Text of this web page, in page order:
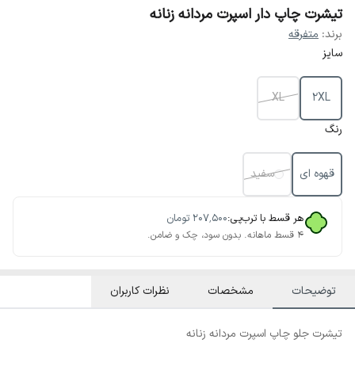
تیشرت چاپ دار اسپرت مردانه زنانه
برند: متفرقه
سایز
2XL
XL
رنگ
قهوه ای سفید
هر قسط با ترب‌پی:۲۰۷٬۵۰۰ تومان
۴ قسط ماهانه. بدون سود، چک و ضامن.
توضیحات مشخصات نظرات کاربران
تیشرت جلو چاپ اسپرت مردانه زنانه